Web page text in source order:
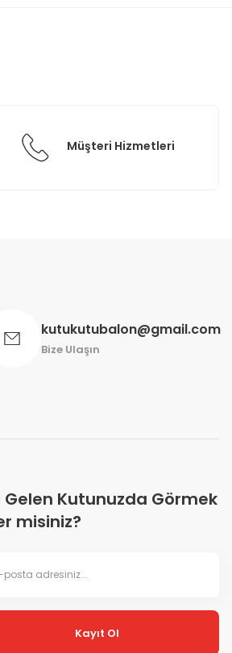
Müşteri Hizmetleri
kutukutubalon@gmail.com
Bize Ulaşın
Gelen Kutunuzda Görmek
misiniz?
Kayıt Ol